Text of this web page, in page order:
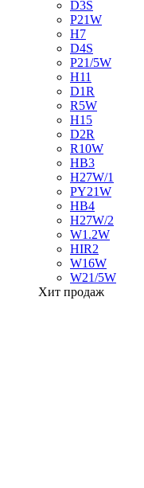
D3S
P21W
H7
D4S
P21/5W
H11
D1R
R5W
H15
D2R
R10W
HB3
H27W/1
PY21W
HB4
H27W/2
W1.2W
HIR2
W16W
W21/5W
Хит продаж